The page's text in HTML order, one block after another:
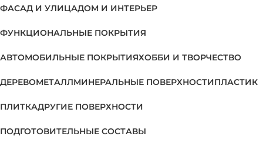
ФАСАД И УЛИЦАДОМ И ИНТЕРЬЕР
ФУНКЦИОНАЛЬНЫЕ ПОКРЫТИЯ
АВТОМОБИЛЬНЫЕ ПОКРЫТИЯХОББИ И ТВОРЧЕСТВО
ДЕРЕВОМЕТАЛЛМИНЕРАЛЬНЫЕ ПОВЕРХНОСТИПЛАСТИК
ПЛИТКАДРУГИЕ ПОВЕРХНОСТИ
ПОДГОТОВИТЕЛЬНЫЕ СОСТАВЫ